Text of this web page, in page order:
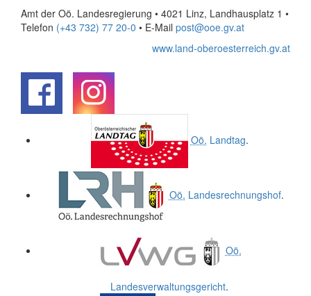
Amt der Oö. Landesregierung • 4021 Linz, Landhausplatz 1 •
Telefon (+43 732) 77 20-0 • E-Mail post@ooe.gv.at
www.land-oberoesterreich.gv.at
Oö. Landtag.
Oö. Landesrechnungshof.
Oö.
Landesverwaltungsgericht.